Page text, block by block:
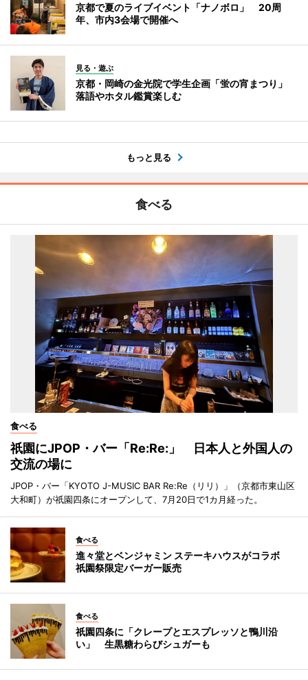
京都で夏のライブイベント「ナノボロ」 20周
年、市内3会場で開催へ
見る・遊ぶ
京都・岡崎の金光院で学生企画「蛍の宵まつり」
落語やホタル鑑賞楽しむ
もっと見る
食べる
食べる
祇園にJPOP・バー「Re:Re:」 日本人と外国人の
交流の場に
JPOP・バー「KYOTO J-MUSIC BAR Re:Re（リリ）」（京都市東山区
大和町）が祇園四条にオープンして、7月20日で1カ月経った。
食べる
進々堂とベンジャミン ステーキハウスがコラボ
祇園祭限定バーガー販売
食べる
祇園四条に「クレープとエスプレッソと鴨川沿
い」 生黒糖わらびシュガーも